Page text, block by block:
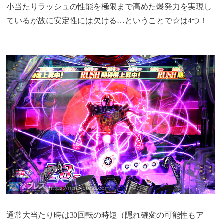
小当たりラッシュの性能を極限まで高めた爆発力を実現し
ているが故に安定性には欠ける…ということで☆は4つ！
通常大当たり時は30回転の時短（隠れ確変の可能性もア